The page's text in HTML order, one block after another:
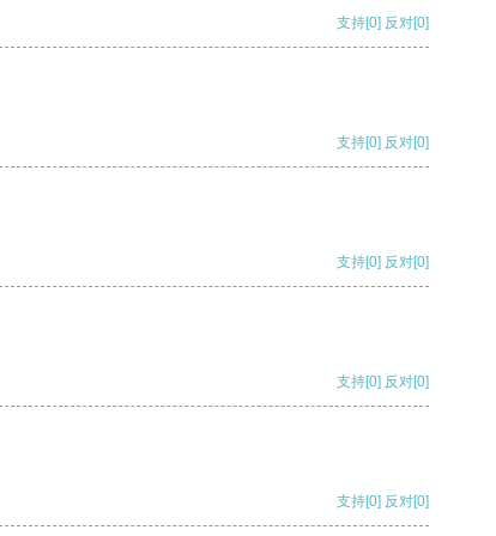
支持[0] 反对[0]
支持[0] 反对[0]
支持[0] 反对[0]
支持[0] 反对[0]
支持[0] 反对[0]